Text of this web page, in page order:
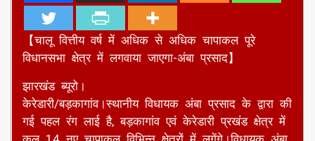
【चालू वित्तीय वर्ष में अधिक से अधिक चापाकल पूरे
विधानसभा क्षेत्र में लगवाया जाएगा-अंबा प्रसाद】
झारखंड ब्यूरो।
केरेडारी/बड़कागांव।स्थानीय विधायक अंबा प्रसाद के द्वारा की
गई पहल रंग लाई है, बड़कागांव एवं केरेडारी प्रखंड क्षेत्र में